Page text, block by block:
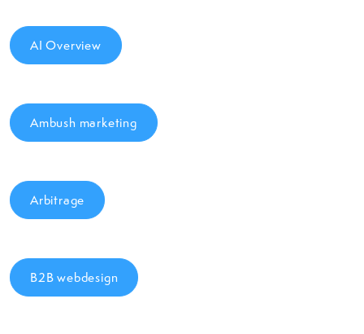
AI Overview
Ambush marketing
Arbitrage
B2B webdesign